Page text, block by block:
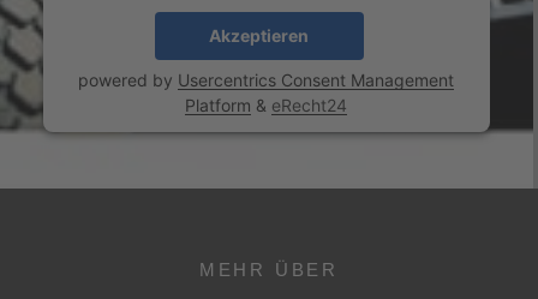
Akzeptieren
powered by Usercentrics Consent Management
Platform & eRecht24
MEHR ÜBER